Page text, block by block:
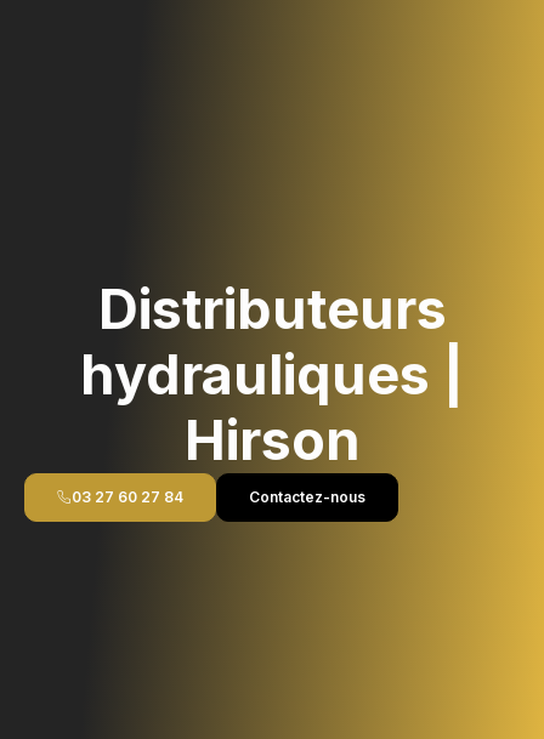
Distributeurs
hydrauliques |
Hirson
03 27 60 27 84 Contactez-nous